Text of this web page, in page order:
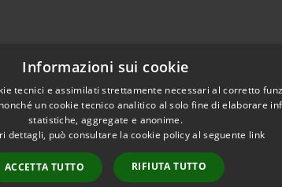
Informazioni sui cookie
tecnici e assimilati strettamente necessari al corretto
un cookie tecnico analitico al solo fine di elaborare
statistiche, aggregate e anonime.
dettagli, può consultare la cookie policy al seguente link
ACCETTA TUTTO RIFIUTA TUTTO